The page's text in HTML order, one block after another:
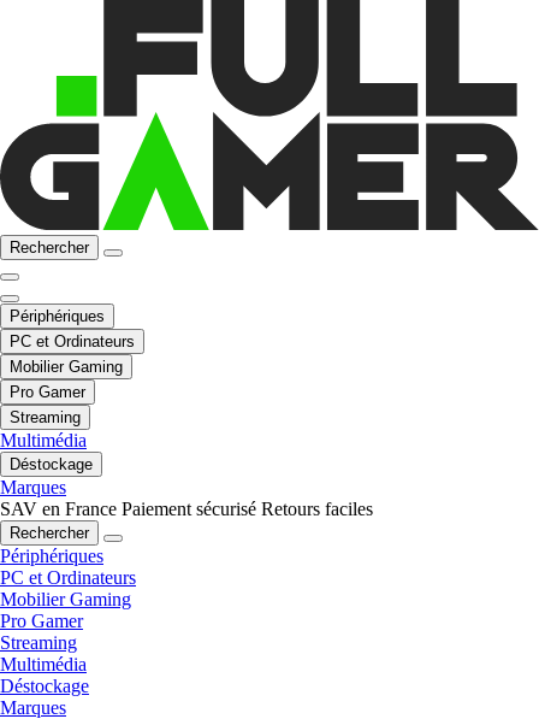
Rechercher
Périphériques
PC et Ordinateurs
Mobilier Gaming
Pro Gamer
Streaming
Multimédia
Déstockage
Marques
SAV en France Paiement sécurisé Retours faciles
Rechercher
Périphériques
PC et Ordinateurs
Mobilier Gaming
Pro Gamer
Streaming
Multimédia
Déstockage
Marques